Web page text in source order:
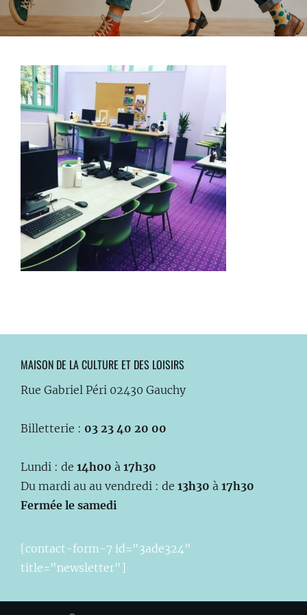
MAISON DE LA CULTURE ET DES LOISIRS
Rue Gabriel Péri 02430 Gauchy
Billetterie : 03 23 40 20 00
Lundi : de 14h00 à 17h30
Du mardi au au vendredi : de 13h30 à 17h30
Fermée le samedi
[contact-form-7 id="3ade324"
title="newsletter"]